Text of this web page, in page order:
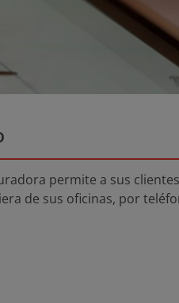
permite a sus
de sus oficinas, por